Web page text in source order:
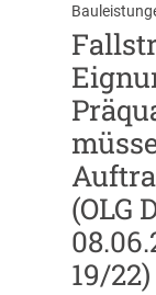
(OLG
19/22)